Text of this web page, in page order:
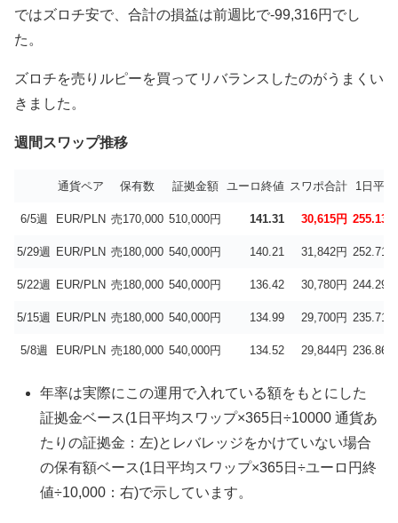
ではズロチ安で、合計の損益は前週比で-99,316円でし
た。
ズロチを売りルピーを買ってリバランスしたのがうまくい
きました。
週間スワップ推移
通貨ペア 保有数 証拠金額 ユーロ終値 スワポ合計 1日平均
6/5週 EUR/PLN 売170,000 510,000円 141.31 30,615円 255.13円
5/29週 EUR/PLN 売180,000 540,000円 140.21 31,842円 252.71円
5/22週 EUR/PLN 売180,000 540,000円 136.42 30,780円 244.29円
5/15週 EUR/PLN 売180,000 540,000円 134.99 29,700円 235.71円
5/8週 EUR/PLN 売180,000 540,000円 134.52 29,844円 236.86円
年率は実際にこの運用で入れている額をもとにした
証拠金ベース(1日平均スワップ×365日÷10000 通貨あ
たりの証拠金：左)とレバレッジをかけていない場合
の保有額ベース(1日平均スワップ×365日÷ユーロ円終
値÷10,000：右)で示しています。